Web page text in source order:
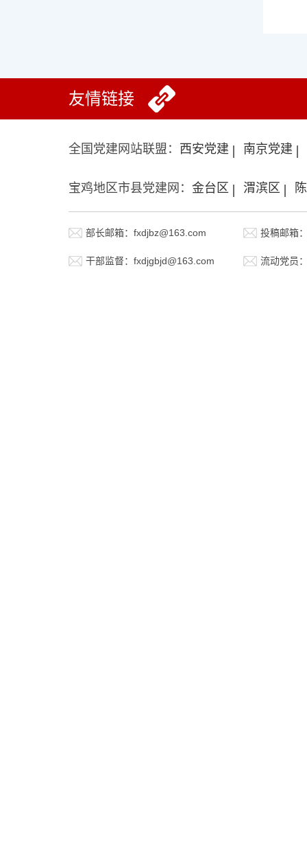
友情链接
全国党建网站联盟： 西安党建 南京党建
宝鸡地区市县党建网： 金台区 渭滨区
部长邮箱：fxdjbz@163.com 投稿邮箱
干部监督：fxdjgbjd@163.com 流动党员